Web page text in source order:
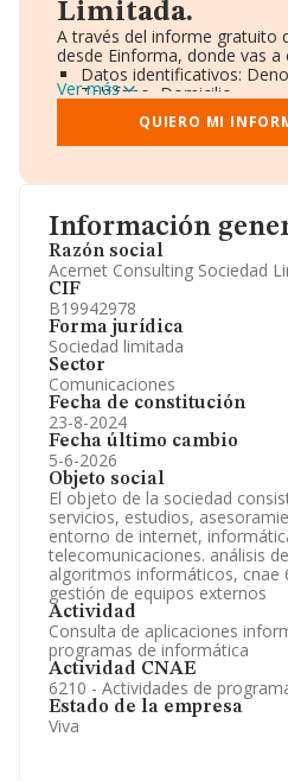
Información
Razón social
Acernet Consulting Sociedad
CIF
B19942978
Forma jurídica
Sociedad limitada
Sector
Comunicaciones
Fecha de constitución
23-8-2024
Fecha último cambio
5-6-2026
Objeto social
El objeto de la sociedad
servicios, estudios,
entorno de internet,
telecomunicaciones. análisis
algoritmos informáticos, cnae
gestión de equipos externos
Actividad
Consulta de aplicaciones
programas de informática
Actividad CNAE
6210 - Actividades de
Estado de la empresa
Viva
Limitada.
A través del informe gratuito
desde Einforma, donde vas a
Datos identificativos:
Teléfono, Domicilio.
Informe Mercantil
Gráficos de Evolución
Consejo de
Accionistas.
Artículos de prensa
Información oficial y
Ver más
QUIERO MI